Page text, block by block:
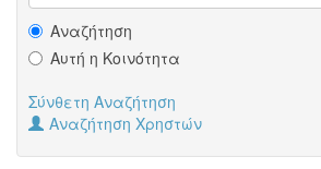
Αναζήτηση
Αυτή η Κοινότητα
Σύνθετη Αναζήτηση
Αναζήτηση Χρηστών